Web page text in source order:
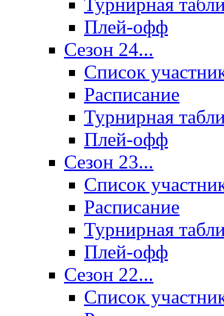
Плей-офф
Сезон 24...
Список
Расписание
Турнирная
Плей-офф
Сезон 23...
Список
Расписание
Турнирная
Плей-офф
Сезон 22...
Список